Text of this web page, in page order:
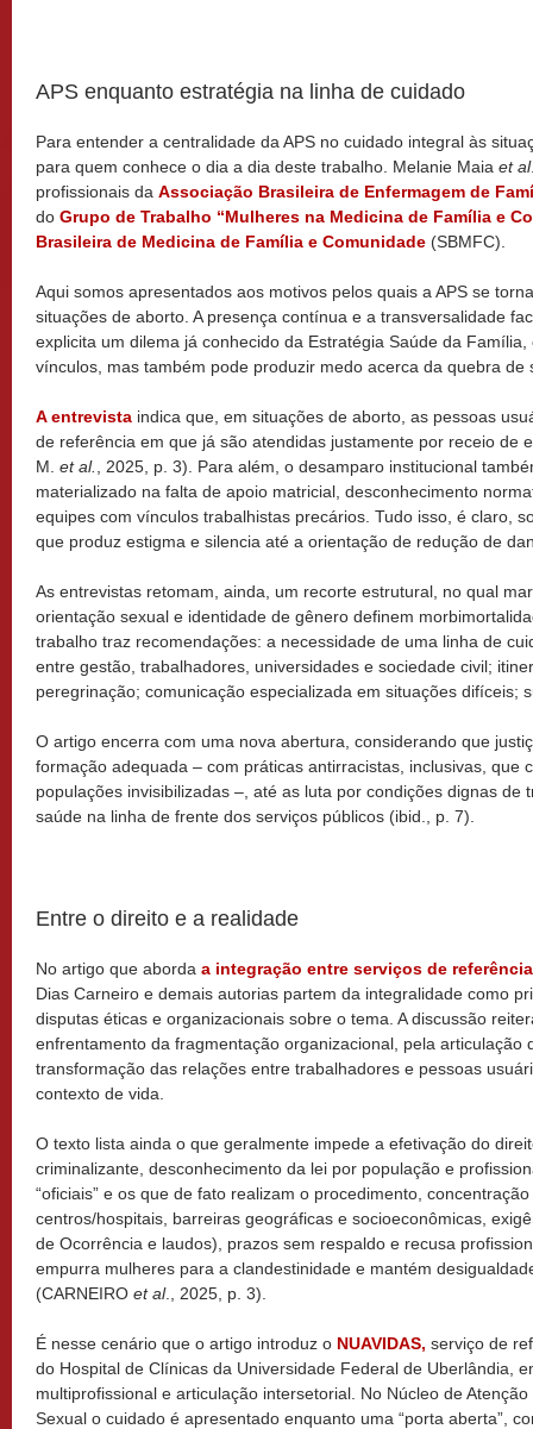
APS enquanto estratégia na linha de cuidado
Para entender a centralidade da APS no cuidado integral às
para quem conhece o dia a dia deste trabalho. Melanie Maia et al
profissionais da Associação Brasileira de Enfermagem de
do Grupo de Trabalho “Mulheres na Medicina de Família e
Brasileira de Medicina de Família e Comunidade (SBMFC).
Aqui somos apresentados aos motivos pelos quais a APS se
situações de aborto. A presença contínua e a transversalidade
explicita um dilema já conhecido da Estratégia Saúde da
vínculos, mas também pode produzir medo acerca da quebra de
A entrevista indica que, em situações de aborto, as pessoas
de referência em que já são atendidas justamente por receio de
M. et al.
, 2025, p. 3). Para além, o desamparo institucional
materializado na falta de apoio matricial, desconhecimento
equipes com vínculos trabalhistas precários. Tudo isso, é claro,
que produz estigma e silencia até a orientação de redução de
As entrevistas retomam, ainda, um recorte estrutural, no qual
orientação sexual e identidade de gênero definem
trabalho traz recomendações: a necessidade de uma linha de
entre gestão, trabalhadores, universidades e sociedade civil;
peregrinação; comunicação especializada em situações difíceis;
O artigo encerra com uma nova abertura, considerando que
formação adequada – com práticas antirracistas, inclusivas, que
populações invisibilizadas –, até as luta por condições dignas de
saúde na linha de frente dos serviços públicos (ibid., p. 7).
Entre o direito e a realidade
No artigo que aborda a integração entre serviços de
Dias Carneiro e demais autorias partem da integralidade como
disputas éticas e organizacionais sobre o tema. A discussão
enfrentamento da fragmentação organizacional, pela articulação
transformação das relações entre trabalhadores e pessoas
contexto de vida.
O texto lista ainda o que geralmente impede a efetivação do
criminalizante, desconhecimento da lei por população e
“oficiais” e os que de fato realizam o procedimento,
centros/hospitais, barreiras geográficas e socioeconômicas,
de Ocorrência e laudos), prazos sem respaldo e recusa
empurra mulheres para a clandestinidade e mantém
(CARNEIRO et al., 2025, p. 3).
É nesse cenário que o artigo introduz o NUAVIDAS, serviço de
do Hospital de Clínicas da Universidade Federal de Uberlândia,
multiprofissional e articulação intersetorial. No Núcleo de
Sexual o cuidado é apresentado enquanto uma “porta aberta”,